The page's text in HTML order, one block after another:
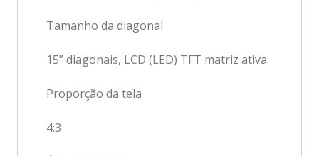
Tamanho da diagonal
15” diagonais, LCD (LED) TFT matriz ativa
Proporção da tela
4:3